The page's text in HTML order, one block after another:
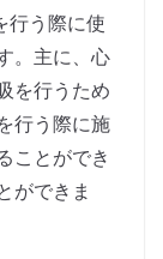
行う際に使
。主に、心
を行うため
行う際に施
ことができ
ができま